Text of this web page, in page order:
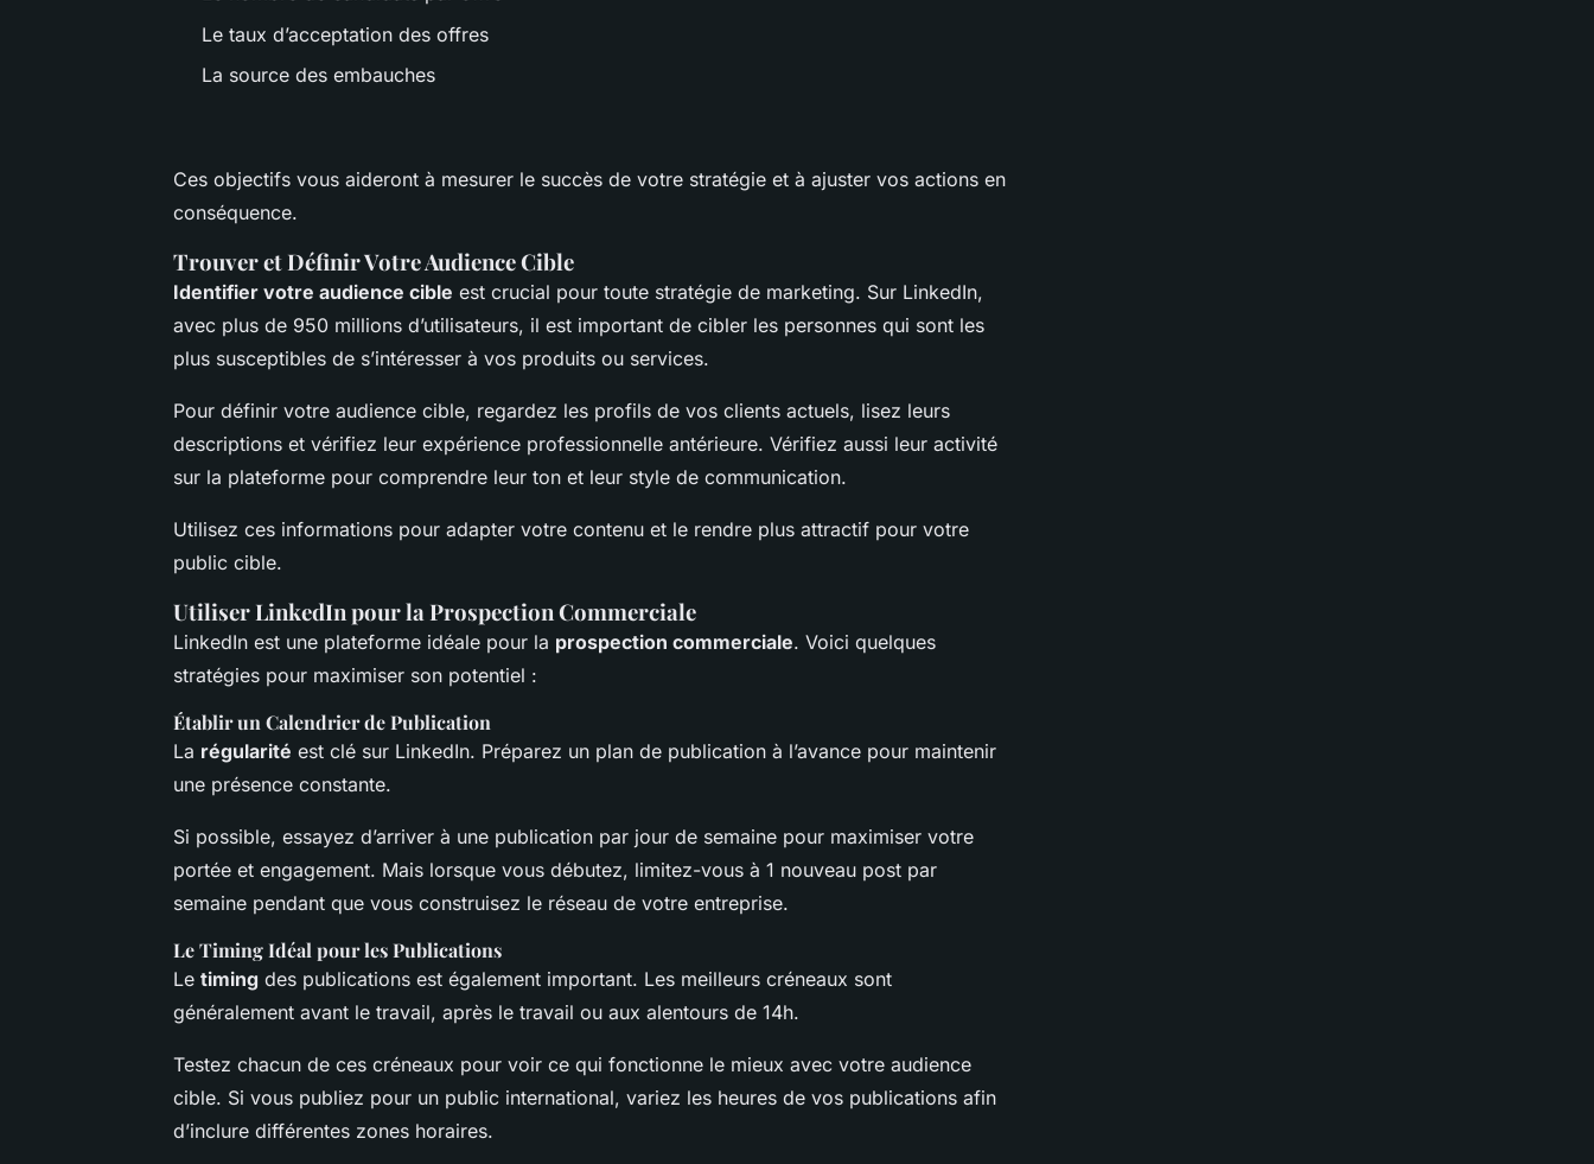
Le taux d’acceptation des offres
La source des embauches
Ces objectifs vous aideront à mesurer le succès de votre stratégie et à ajuster vos actions en
conséquence.
Trouver et Définir Votre Audience Cible
Identifier votre audience cible est crucial pour toute stratégie de marketing. Sur LinkedIn,
avec plus de 950 millions d’utilisateurs, il est important de cibler les personnes qui sont les
plus susceptibles de s’intéresser à vos produits ou services.
Pour définir votre audience cible, regardez les profils de vos clients actuels, lisez leurs
descriptions et vérifiez leur expérience professionnelle antérieure. Vérifiez aussi leur activité
sur la plateforme pour comprendre leur ton et leur style de communication.
Utilisez ces informations pour adapter votre contenu et le rendre plus attractif pour votre
public cible.
Utiliser LinkedIn pour la Prospection Commerciale
LinkedIn est une plateforme idéale pour la prospection commerciale. Voici quelques
stratégies pour maximiser son potentiel :
Établir un Calendrier de Publication
La régularité est clé sur LinkedIn. Préparez un plan de publication à l’avance pour maintenir
une présence constante.
Si possible, essayez d’arriver à une publication par jour de semaine pour maximiser votre
portée et engagement. Mais lorsque vous débutez, limitez-vous à 1 nouveau post par
semaine pendant que vous construisez le réseau de votre entreprise.
Le Timing Idéal pour les Publications
Le timing des publications est également important. Les meilleurs créneaux sont
généralement avant le travail, après le travail ou aux alentours de 14h.
Testez chacun de ces créneaux pour voir ce qui fonctionne le mieux avec votre audience
cible. Si vous publiez pour un public international, variez les heures de vos publications afin
d’inclure différentes zones horaires.